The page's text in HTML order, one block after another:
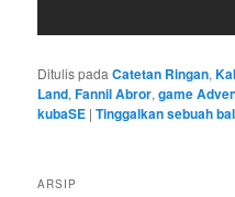
Ditulis pada Catetan Ringan,
Land,Fannil Abror,game
kubaSE |Tinggalkan sebuah
ARSIP